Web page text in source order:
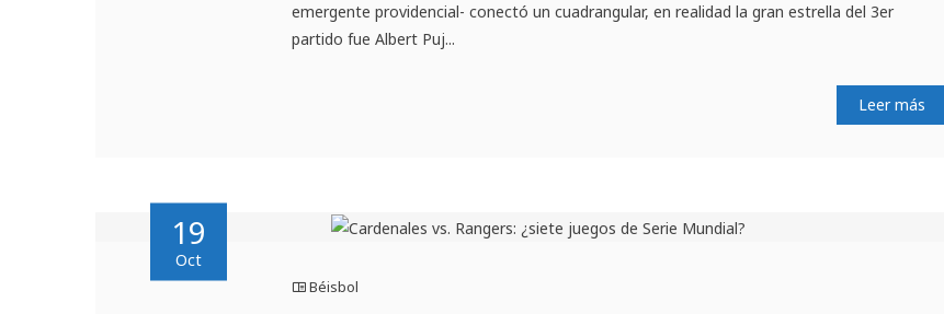
emergente providencial- conectó un cuadrangular, en realidad la gran estrella del 3er
partido fue Albert Puj...
Leer más
19
Oct
Béisbol